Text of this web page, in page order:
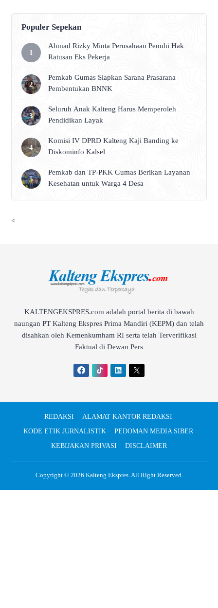
Populer Sepekan
Ahmad Rizky Minta Perusahaan Penuhi Hak
Ratusan Eks Pekerja
Pemkab Gumas Siapkan Sarana Prasarana
Pembentukan BNNK
Seluruh Anak Kalteng Harus Memperoleh
Pendidikan Layak
Komisi IV DPRD Kalteng Kaji Banding ke
Diskominfo Kalsel
Pemkab dan TP-PKK Gumas Berikan Layanan
Kesehatan untuk Warga 4 Desa
<
KALTENGEKSPRES.com adalah portal berita di bawah
naungan PT Kalteng Ekspres Prima Mandiri (KEPM) dan telah
disahkan oleh Kemenkumham RI serta telah Terverifikasi
Faktual di Dewan Pers
REDAKSI
ALAMAT KANTOR REDAKSI
KODE ETIK JURNALISTIK
PEDOMAN MEDIA SIBER
KEBIJAKAN PRIVASI
DISCLAIMER
Copyright © 2026 Kalteng Ekspres. All Right Reserved.